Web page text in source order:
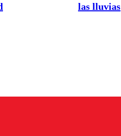
las lluvias